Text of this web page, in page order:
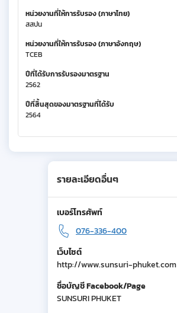
หน่วยงานที่ให้การรับรอง (ภาษาไทย)
สสปน
หน่วยงานที่ให้การรับรอง (ภาษาอังกฤษ)
TCEB
ปีที่ได้รับการรับรองมาตรฐาน
2562
ปีที่สิ้นสุดของมาตรฐานที่ได้รับ
2564
รายละเอียดอื่นๆ
เบอร์โทรศัพท์
076-336-400
เว็บไซต์
http://www.sunsuri-phuket.com
ชื่อบัญชี Facebook/Page
SUNSURI PHUKET